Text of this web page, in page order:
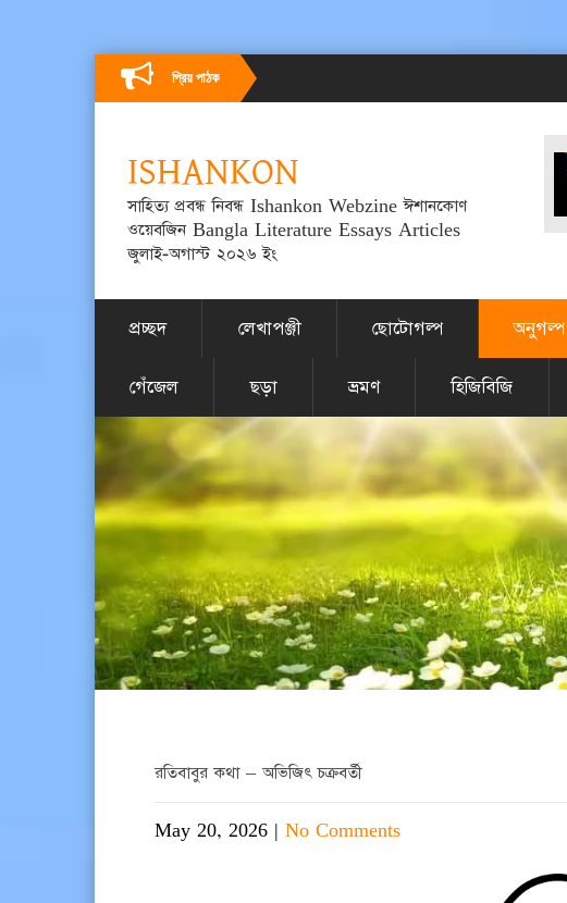
প্রিয় পাঠক
ISHANKON
সাহিত্য প্রবন্ধ নিবন্ধ Ishankon Webzine ঈশানকোণ
ওয়েবজিন Bangla Literature Essays Articles
জুলাই-অগাস্ট ২০২৬ ইং
প্রচ্ছদ লেখাপঞ্জী ছোটোগল্প অনুগল্প
গেঁজেল ছড়া ভ্রমণ হিজিবিজি
রতিবাবুর কথা – অভিজিৎ চক্রবর্তী
May 20, 2026 | No Comments